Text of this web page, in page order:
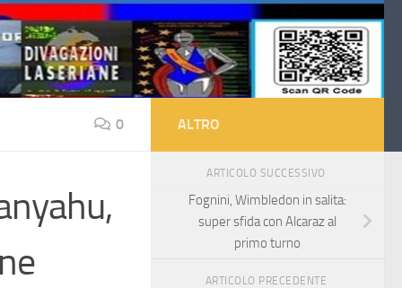
0 ALTRO
ARTICOLO SUCCESSIVO
Fognini, Wimbledon in salita:
super sfida con Alcaraz al
primo turno
ARTICOLO PRECEDENTE